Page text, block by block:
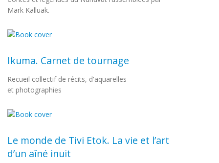
Mark Kalluak.
Ikuma. Carnet de tournage
Recueil collectif de récits, d'aquarelles
et photographies
Le monde de Tivi Etok. La vie et l’art
d’un aîné inuit